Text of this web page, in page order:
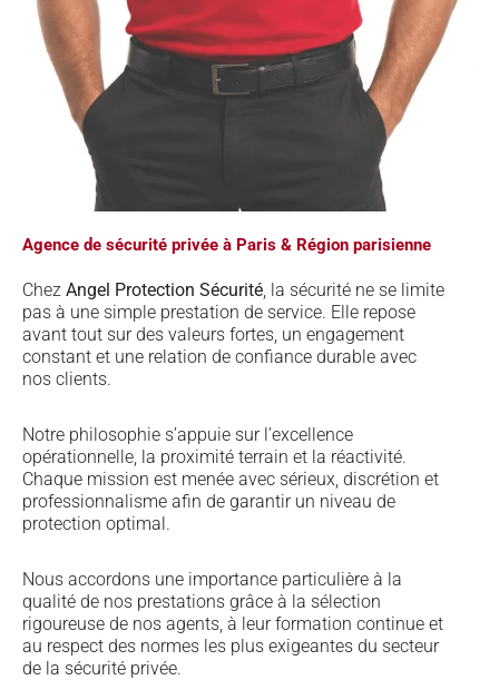
Agence de sécurité privée à Paris & Région parisienne
Chez Angel Protection Sécurité, la sécurité ne se limite
pas à une simple prestation de service. Elle repose
avant tout sur des valeurs fortes, un engagement
constant et une relation de confiance durable avec
nos clients.
Notre philosophie s’appuie sur l’excellence
opérationnelle, la proximité terrain et la réactivité.
Chaque mission est menée avec sérieux, discrétion et
professionnalisme afin de garantir un niveau de
protection optimal.
Nous accordons une importance particulière à la
qualité de nos prestations grâce à la sélection
rigoureuse de nos agents, à leur formation continue et
au respect des normes les plus exigeantes du secteur
de la sécurité privée.